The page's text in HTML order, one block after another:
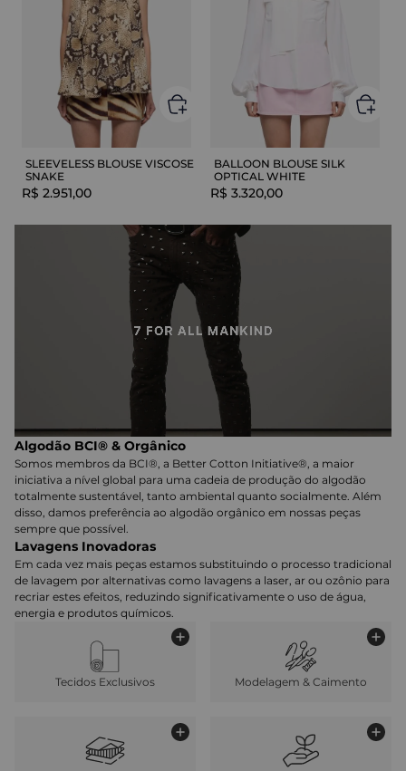
SLEEVELESS BLOUSE VISCOSE
SNAKE
R$ 2.951,00
BALLOON BLOUSE SILK
OPTICAL WHITE
R$ 3.320,00
Algodão BCI® & Orgânico
Somos membros da BCI®, a Better Cotton Initiative®, a maior
iniciativa a nível global para uma cadeia de produção do algodão
totalmente sustentável, tanto ambiental quanto socialmente. Além
disso, damos preferência ao algodão orgânico em nossas peças
sempre que possível.
Lavagens Inovadoras
Em cada vez mais peças estamos substituindo o processo tradicional
de lavagem por alternativas como lavagens a laser, ar ou ozônio para
recriar estes efeitos, reduzindo significativamente o uso de água,
energia e produtos químicos.
Tecidos Exclusivos Modelagem & Caimento